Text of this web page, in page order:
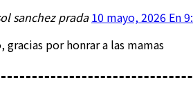
sanchez prada 10 mayo, 2026 En
gracias por honrar a las mamas